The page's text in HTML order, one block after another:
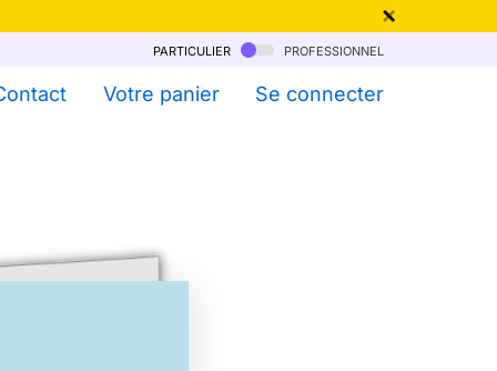
particulier professionnel
Votre panier Se connecter